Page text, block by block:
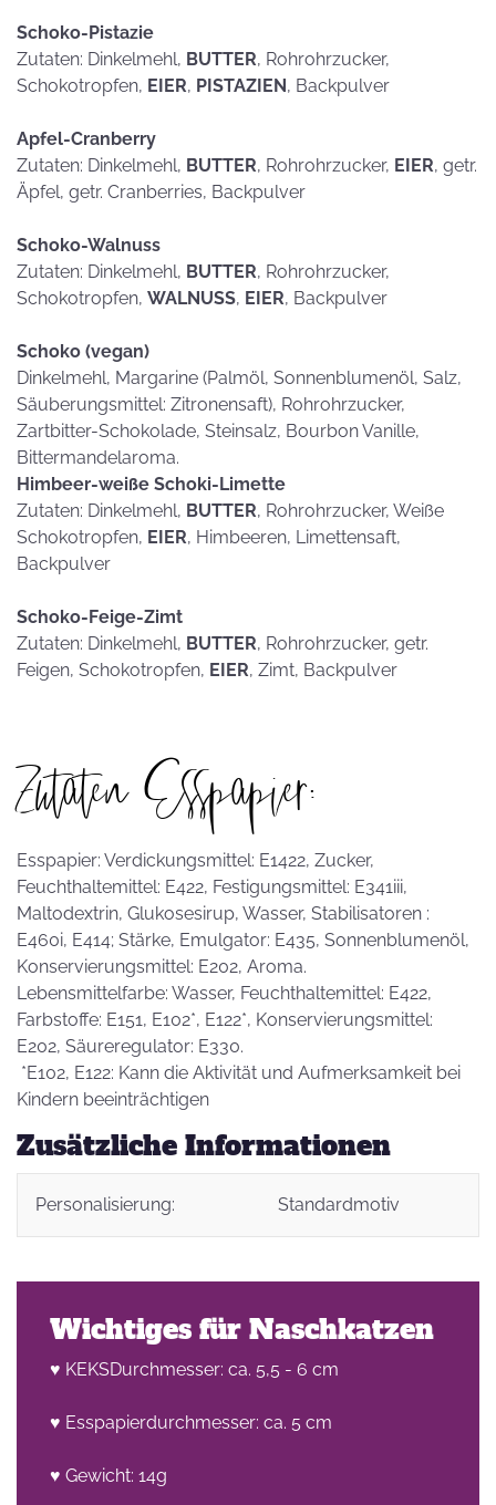
Schoko-Pistazie
Zutaten: Dinkelmehl, BUTTER, Rohrohrzucker,
Schokotropfen, EIER, PISTAZIEN, Backpulver
Apfel-Cranberry
Zutaten: Dinkelmehl, BUTTER, Rohrohrzucker, EIER, getr.
Äpfel, getr. Cranberries, Backpulver
Schoko-Walnuss
Zutaten: Dinkelmehl, BUTTER, Rohrohrzucker,
Schokotropfen, WALNUSS, EIER, Backpulver
Schoko (vegan)
Dinkelmehl, Margarine (Palmöl, Sonnenblumenöl, Salz,
Säuberungsmittel: Zitronensaft), Rohrohrzucker,
Zartbitter-Schokolade, Steinsalz, Bourbon Vanille,
Bittermandelaroma.
Himbeer-weiße Schoki-Limette
Zutaten: Dinkelmehl, BUTTER, Rohrohrzucker, Weiße
Schokotropfen, EIER, Himbeeren, Limettensaft,
Backpulver
Schoko-Feige-Zimt
Zutaten: Dinkelmehl, BUTTER, Rohrohrzucker, getr.
Feigen, Schokotropfen, EIER, Zimt, Backpulver
Zutaten Esspapier:
Esspapier: Verdickungsmittel: E1422, Zucker,
Feuchthaltemittel: E422, Festigungsmittel: E341iii,
Maltodextrin, Glukosesirup, Wasser, Stabilisatoren :
E460i, E414; Stärke, Emulgator: E435, Sonnenblumenöl,
Konservierungsmittel: E202, Aroma.
Lebensmittelfarbe: Wasser, Feuchthaltemittel: E422,
Farbstoffe: E151, E102*, E122*, Konservierungsmittel:
E202, Säureregulator: E330.
*E102, E122: Kann die Aktivität und Aufmerksamkeit bei
Kindern beeinträchtigen
Zusätzliche Informationen
Personalisierung: Standardmotiv
Wichtiges für Naschkatzen
♥ KEKSDurchmesser: ca. 5,5 - 6 cm
♥ Esspapierdurchmesser: ca. 5 cm
♥ Gewicht: 14g